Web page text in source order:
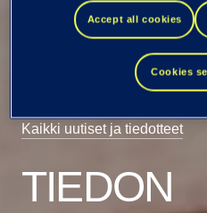
Kaikki uutiset ja tiedotteet
TIEDON
Accept all cookies
Cookies